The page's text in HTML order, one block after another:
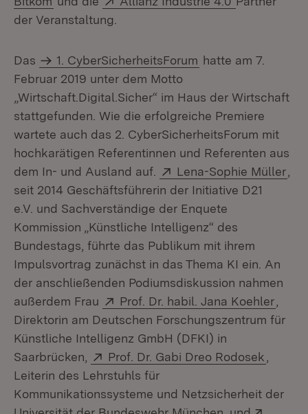
der Veranstaltung.
Das 1. CyberSicherheitsForum hatte am 7.
Februar 2019 unter dem Motto
„Wirtschaft.Digital.Sicher“ im Haus der Wirtschaft
stattgefunden. Wie die erfolgreiche Premiere
wartete auch das 2. CyberSicherheitsForum mit
hochkarätigen Referentinnen und Referenten aus
dem In- und Ausland auf.
Extern:
Lena-Sophie Müller
seit 2014 Geschäftsführerin der Initiative D21
e.V. und Sachverständige der Enquete
Kommission „Künstliche Intelligenz“ des
Bundestags, führte das Publikum mit ihrem
Impulsvortrag zunächst in das Thema KI ein. An
der anschließenden Podiumsdiskussion nahmen
außerdem Frau
Extern:
Prof. Dr. habil. Jana Koehler
Direktorin am Deutschen Forschungszentrum für
Künstliche Intelligenz GmbH (DFKI) in
Saarbrücken,
Extern:
Prof. Dr. Gabi Dreo Rodosek
Leiterin des Lehrstuhls für
Kommunikationssysteme und Netzsicherheit der